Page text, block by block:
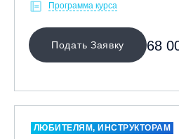
Программа курса
Подать Заявку 68
ЛЮБИТЕЛЯМ, ИНСТРУКТОРАМ